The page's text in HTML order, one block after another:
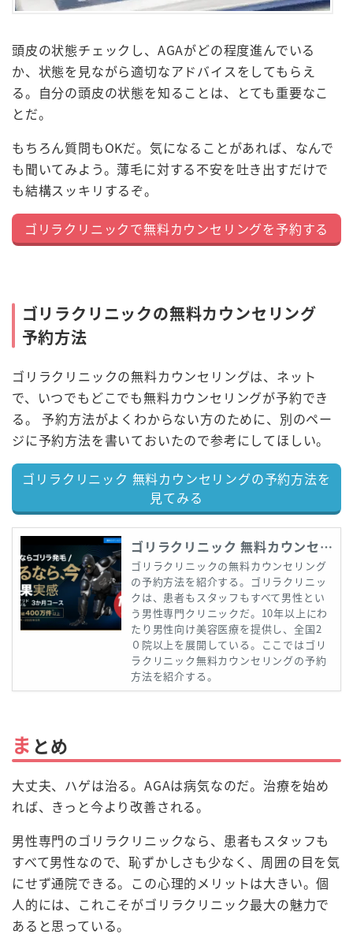
頭皮の状態チェックし、AGAがどの程度進んでいる
か、状態を見ながら適切なアドバイスをしてもらえ
る。自分の頭皮の状態を知ることは、とても重要なこ
とだ。
もちろん質問もOKだ。気になることがあれば、なんで
も聞いてみよう。薄毛に対する不安を吐き出すだけで
も結構スッキリするぞ。
ゴリラクリニックで無料カウンセリングを予約する
ゴリラクリニックの無料カウンセリング
予約方法
ゴリラクリニックの無料カウンセリングは、ネット
で、いつでもどこでも無料カウンセリングが予約でき
る。 予約方法がよくわからない方のために、別のペー
ジに予約方法を書いておいたので参考にしてほしい。
ゴリラクリニック 無料カウンセリングの予約方法を
見てみる
ゴリラクリニック 無料カウンセリングの予約方法
ゴリラクリニックの無料カウンセリング
の予約方法を紹介する。ゴリラクリニッ
クは、患者もスタッフもすべて男性とい
う男性専門クリニックだ。10年以上にわ
たり男性向け美容医療を提供し、全国2
０院以上を展開している。ここではゴリ
ラクリニック無料カウンセリングの予約
方法を紹介する。
ま とめ
大丈夫、ハゲは治る。AGAは病気なのだ。治療を始め
れば、きっと今より改善される。
男性専門のゴリラクリニックなら、患者もスタッフも
すべて男性なので、恥ずかしさも少なく、周囲の目を気
にせず通院できる。この心理的メリットは大きい。個
人的には、これこそがゴリラクリニック最大の魅力で
あると思っている。